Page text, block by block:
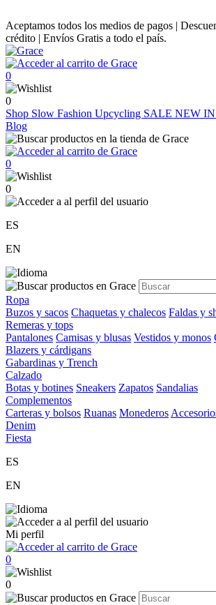
Aceptamos todos los medios de pagos |
crédito | Envíos Gratis a todo el país.
0
0
Shop Slow Fashion Upcycling SALE NEW IN
Blog
0
0
ES
EN
Ropa
Buzos y sacos Chaquetas y chalecos Faldas y
Remeras y tops
Pantalones Camisas y blusas Vestidos y monos
Blazers y cárdigans
Gabardinas y Trench
Calzado
Botas y botines Sneakers Zapatos Sandalias
Complementos
Carteras y bolsos Ruanas Monederos
Denim
Fiesta
ES
EN
Mi perfil
0
0